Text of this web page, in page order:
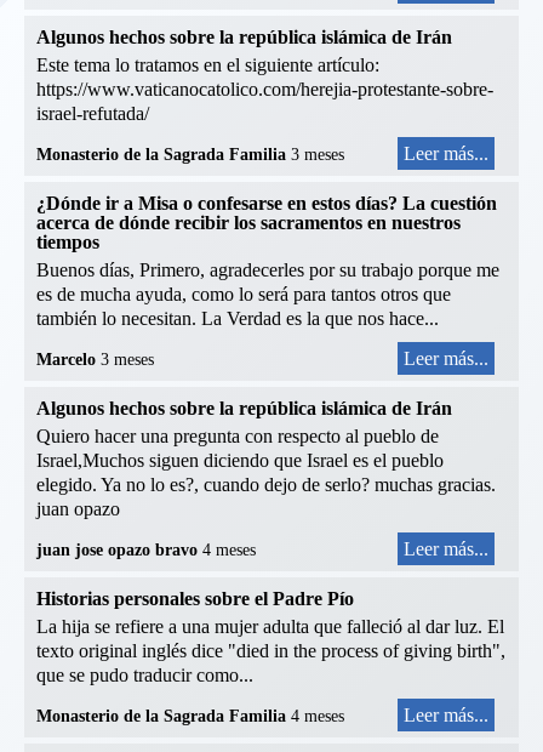
Algunos hechos sobre la república islámica de Irán
Este tema lo tratamos en el siguiente artículo:
https://www.vaticanocatolico.com/herejia-protestante-sobre-
israel-refutada/
Monasterio de la Sagrada Familia 3 meses Leer más...
¿Dónde ir a Misa o confesarse en estos días? La cuestión
acerca de dónde recibir los sacramentos en nuestros
tiempos
Buenos días, Primero, agradecerles por su trabajo porque me
es de mucha ayuda, como lo será para tantos otros que
también lo necesitan. La Verdad es la que nos hace...
Marcelo 3 meses Leer más...
Algunos hechos sobre la república islámica de Irán
Quiero hacer una pregunta con respecto al pueblo de
Israel,Muchos siguen diciendo que Israel es el pueblo
elegido. Ya no lo es?, cuando dejo de serlo? muchas gracias.
juan opazo
juan jose opazo bravo 4 meses Leer más...
Historias personales sobre el Padre Pío
La hija se refiere a una mujer adulta que falleció al dar luz. El
texto original inglés dice "died in the process of giving birth",
que se pudo traducir como...
Monasterio de la Sagrada Familia 4 meses Leer más...